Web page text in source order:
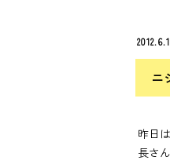
ニ
昨日
長さ